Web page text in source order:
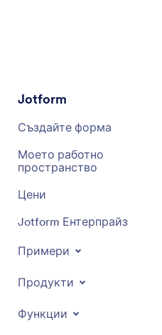
Jotform
Създайте форма
Моето работно
пространство
Цени
Jotform Ентерпрайз
Примери
Продукти
Функции